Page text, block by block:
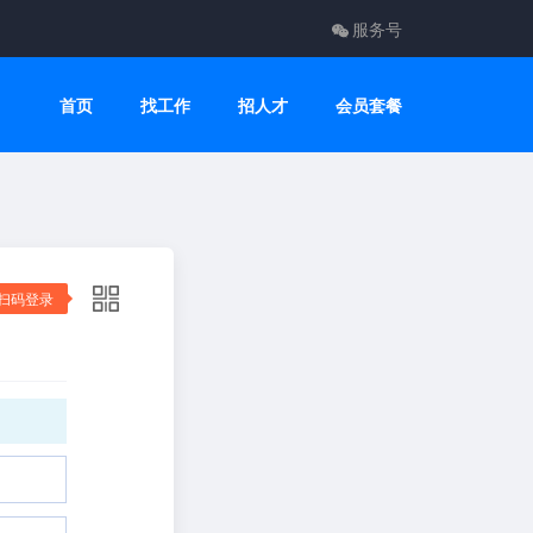
服务号
首页 找工作 招人才 会员套餐
码登录